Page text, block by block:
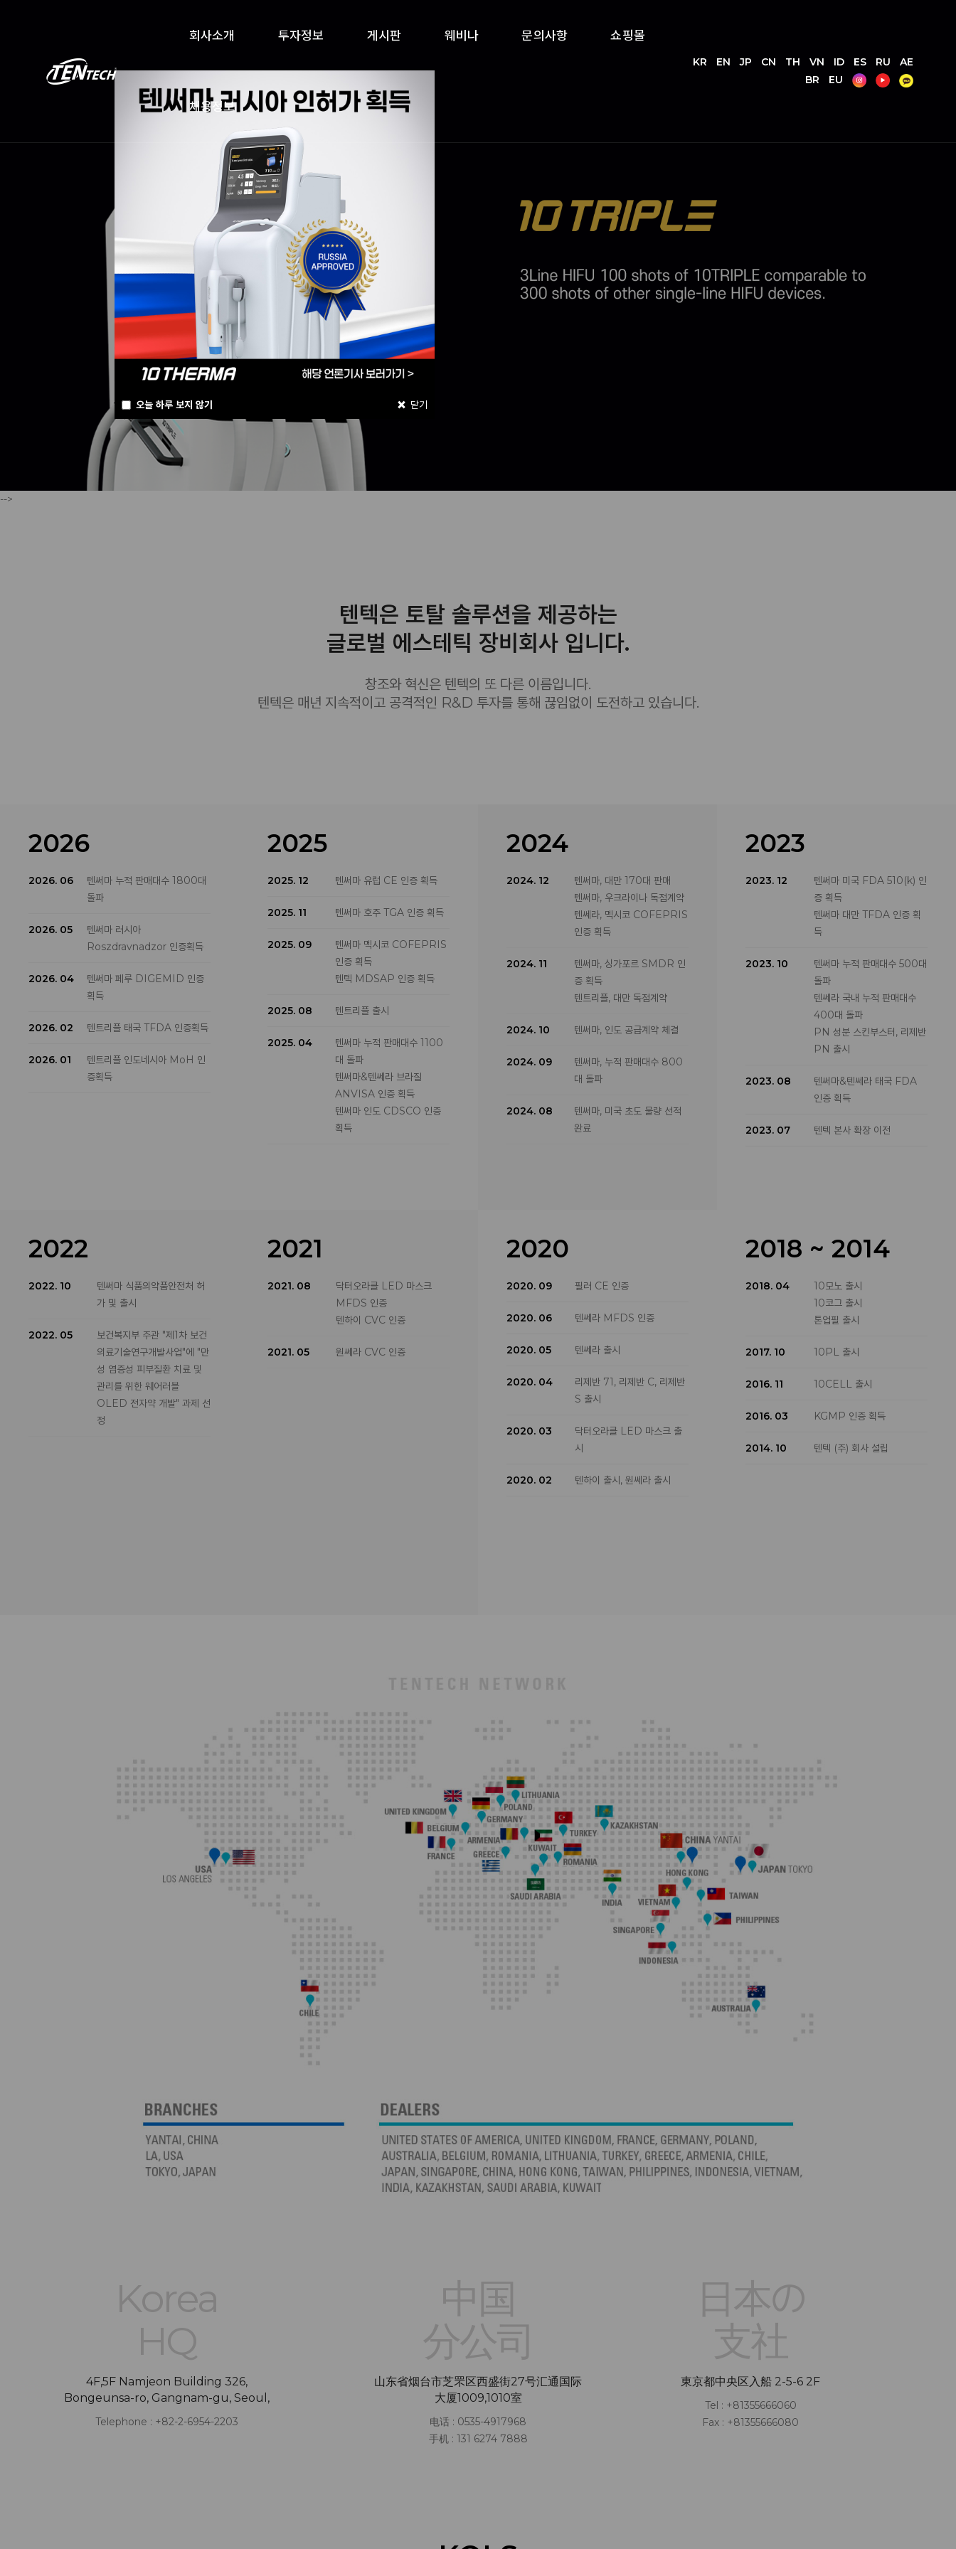
회사소개 투자정보 게시판 웨비나 문의사항 쇼핑몰
채용정보
KR EN JP CN TH VN ID ES RU
AE
BR
EU
-->
오늘 하루 보지 않기 × 닫기
텐텍은 토탈 솔루션을 제공하는
글로벌 에스테틱 장비회사 입니다.
창조와 혁신은 텐텍의 또 다른 이름입니다.
텐텍은 매년 지속적이고 공격적인 R&D 투자를 통해 끊임없이 도전하고 있습니다.
2026
2026. 06
텐써마 누적 판매대수 1800대
돌파
2026. 05
텐써마 러시아
Roszdravnadzor 인증획득
2026. 04
텐써마 페루 DIGEMID 인증
획득
2026. 02 텐트리플 태국 TFDA 인증획득
2026. 01
텐트리플 인도네시아 MoH 인
증획득
2025
2025. 12 텐써마 유럽 CE 인증 획득
2025. 11 텐써마 호주 TGA 인증 획득
2025. 09
텐써마 멕시코 COFEPRIS
인증 획득
텐텍 MDSAP 인증 획득
2025. 08 텐트리플 출시
2025. 04
텐써마 누적 판매대수 1100
대 돌파
텐써마&텐쎄라 브라질
ANVISA 인증 획득
텐써마 인도 CDSCO 인증
획득
2024
2024. 12
텐써마, 대만 170대 판매
텐써마, 우크라이나 독점계약
텐쎄라, 멕시코 COFEPRIS
인증 획득
2024. 11
텐써마, 싱가포르 SMDR 인
증 획득
텐트리플, 대만 독점계약
2024. 10 텐써마, 인도 공급계약 체결
2024. 09
텐써마, 누적 판매대수 800
대 돌파
2024. 08
텐써마, 미국 초도 물량 선적
완료
2024. 04 텐피엘 호주 TGA 인증 획득
2024. 03
텐쎄라 인도네시아 MoH 인
텐쎄라 국내 누적 판매대수
500대 돌파
텐써마 누적 판매대수 700대
텐써마 대만 공식론칭
텐써마 사우디아라비아
2023
2023. 12
텐써마 미국 FDA 510(k) 인
증 획득
텐써마 대만 TFDA 인증 획
득
2023. 10
텐써마 누적 판매대수 500대
돌파
텐쎄라 국내 누적 판매대수
400대 돌파
PN 성분 스킨부스터, 리제반
PN 출시
2023. 08
텐써마&텐쎄라 태국 FDA
인증 획득
2023. 07 텐텍 본사 확장 이전
2022
2022. 10
텐써마 식품의약품안전처 허
가 및 출시
2022. 05
보건복지부 주관 "제1차 보건
의료기술연구개발사업"에 "만
성 염증성 피부질환 치료 및
관리를 위한 웨어러블
OLED 전자약 개발" 과제 선
정
2021
2021. 08
닥터오라클 LED 마스크
MFDS 인증
텐하이 CVC 인증
2021. 05 원쎄라 CVC 인증
2020
2020. 09 필러 CE 인증
2020. 06 텐쎄라 MFDS 인증
2020. 05 텐쎄라 출시
2020. 04
리제반 71, 리제반 C, 리제반
S 출시
2020. 03
닥터오라클 LED 마스크 출
시
2020. 02 텐하이 출시, 원쎄라 출시
2018 ~ 2014
2018. 04
10모노 출시
10코그 출시
톤업필 출시
2017. 10 10PL 출시
2016. 11 10CELL 출시
2016. 03 KGMP 인증 획득
2014. 10 텐텍 (주) 회사 설립
Korea
HQ
4F,5F Namjeon Building 326,
Bongeunsa-ro, Gangnam-gu, Seoul,
Telephone : +82-2-6954-2203
中国
分公司
山东省烟台市芝罘区西盛街27号汇通国际
大厦1009,1010室
电话 : 0535-4917968
手机 : 131 6274 7888
日本の
支社
東京都中央区入船 2-5-6 2F
Tel : +81355666060
Fax : +81355666080